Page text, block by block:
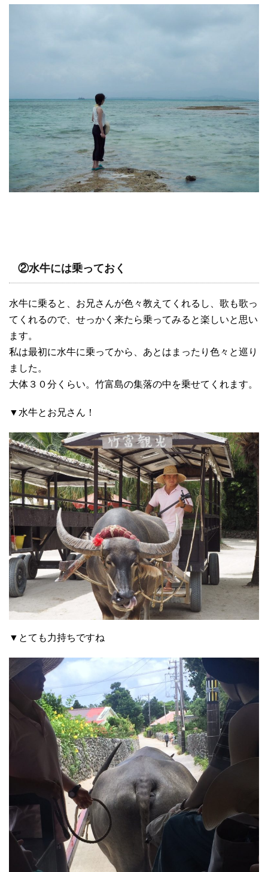
②水牛には乗っておく
水牛に乗ると、お兄さんが色々教えてくれるし、歌も歌っ
てくれるので、せっかく来たら乗ってみると楽しいと思い
ます。
私は最初に水牛に乗ってから、あとはまったり色々と巡り
ました。
大体３０分くらい。竹富島の集落の中を乗せてくれます。
▼水牛とお兄さん！
▼とても力持ちですね